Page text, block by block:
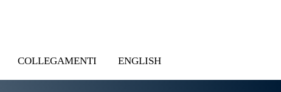
COLLEGAMENTI ENGLISH